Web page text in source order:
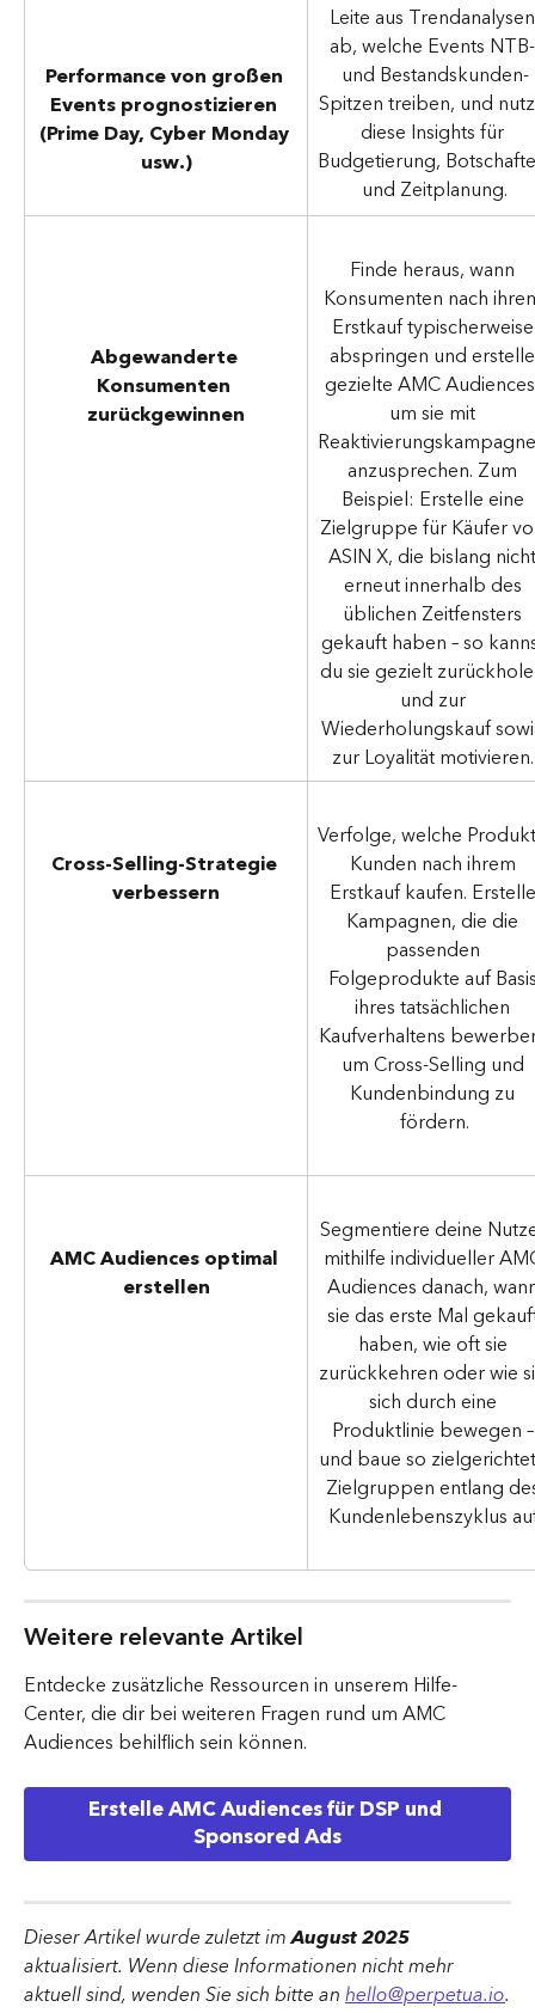
Performance von großen
Events prognostizieren
(Prime Day, Cyber Monday
usw.)
Leite aus
ab, welche Events
und Bestandskunden-
Spitzen treiben, und
diese Insights für
Budgetierung,
und Zeitplanung.
Abgewanderte
Konsumenten
zurückgewinnen
Finde heraus, wann
Konsumenten nach
Erstkauf
abspringen und
gezielte AMC
um sie mit
anzusprechen. Zum
Beispiel: Erstelle eine
Zielgruppe für Käufer
ASIN X, die bislang
erneut innerhalb des
üblichen Zeitfensters
gekauft haben – so
du sie gezielt
und zur
Wiederholungskauf
zur Loyalität
Cross-Selling-Strategie
verbessern
Verfolge, welche
Kunden nach ihrem
Erstkauf kaufen.
Kampagnen, die die
passenden
Folgeprodukte auf
ihres tatsächlichen
Kaufverhaltens
um Cross-Selling und
Kundenbindung zu
fördern.
AMC Audiences optimal
erstellen
Segmentiere deine
mithilfe individueller
Audiences danach,
sie das erste Mal
haben, wie oft sie
zurückkehren oder wie
sich durch eine
Produktlinie bewegen
und baue so
Zielgruppen entlang
Kundenlebenszyklus
Weitere relevante Artikel
Entdecke zusätzliche Ressourcen in unserem Hilfe-
Center, die dir bei weiteren Fragen rund um AMC
Audiences behilflich sein können.
Erstelle AMC Audiences für DSP und
Sponsored Ads
Dieser Artikel wurde zuletzt im August 2025
aktualisiert. Wenn diese Informationen nicht mehr
aktuell sind, wenden Sie sich bitte an hello@perpetua.io.